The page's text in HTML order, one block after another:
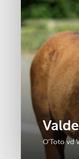
O'Toto vd